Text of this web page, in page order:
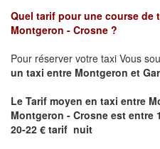
Quel tarif pour une course de
Montgeron - Crosne ?
Pour réserver votre taxi Vous
un taxi entre Montgeron et
Le Tarif moyen en taxi entre
Montgeron - Crosne est entre
20-22 € tarif nuit